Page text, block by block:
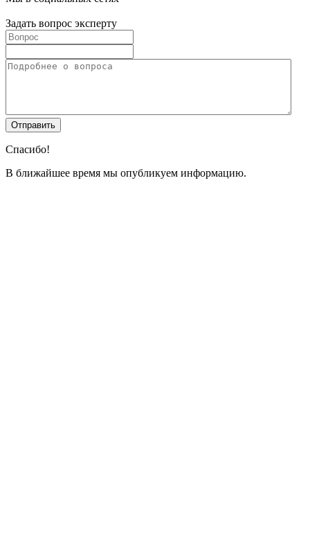
Задать вопрос эксперту
Спасибо!
В ближайшее время мы опубликуем информацию.